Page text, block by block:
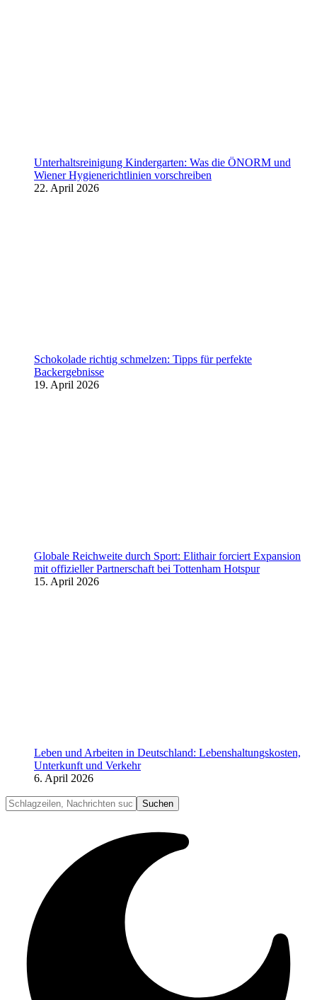
Unterhaltsreinigung Kindergarten: Was die ÖNORM und
Wiener Hygienerichtlinien vorschreiben
22. April 2026
Schokolade richtig schmelzen: Tipps für perfekte
Backergebnisse
19. April 2026
Globale Reichweite durch Sport: Elithair forciert Expansion
mit offizieller Partnerschaft bei Tottenham Hotspur
15. April 2026
Leben und Arbeiten in Deutschland: Lebenshaltungskosten,
Unterkunft und Verkehr
6. April 2026